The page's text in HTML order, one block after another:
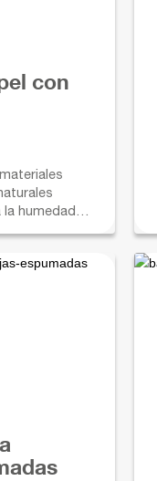
con
humedad y